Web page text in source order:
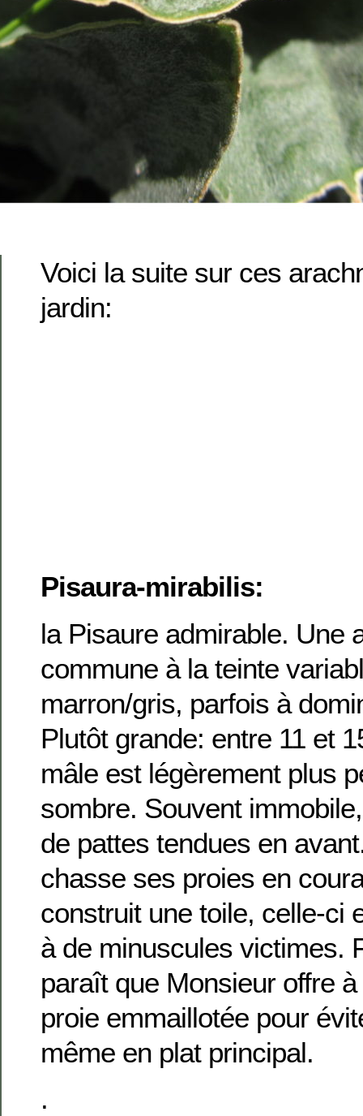
Voici la suite sur ces
jardin:
Pisaura-mirabilis:
la Pisaure admirable. Une
commune à la teinte
marron/gris, parfois à
Plutôt grande: entre 11 et
mâle est légèrement plus
sombre. Souvent
de pattes tendues en
chasse ses proies en
construit une toile, celle-ci
à de minuscules victimes.
paraît que Monsieur offre
proie emmaillotée pour
même en plat principal.
.